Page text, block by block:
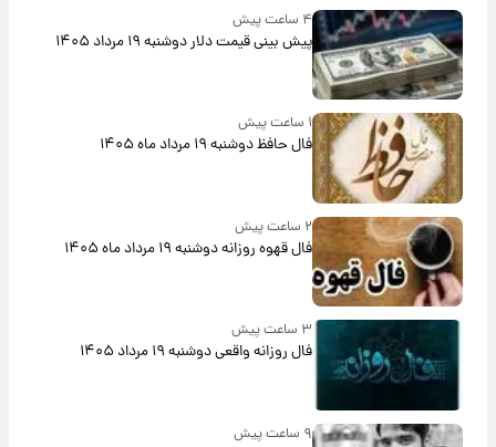
۴ ساعت پیش
پیش‌ بینی قیمت دلار دوشنبه ۱۹ مرداد ۱۴۰۵
۱ ساعت پیش
فال حافظ دوشنبه ۱۹ مرداد ماه ۱۴۰۵
۲ ساعت پیش
فال قهوه روزانه دوشنبه ۱۹ مرداد ماه ۱۴۰۵
فال روزانه واقعی دوشنبه ۱۹ مرداد ۱۴۰۵
۹ ساعت پیش